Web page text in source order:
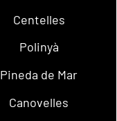
Centelles
Polinyà
Pineda de Mar
Canovelles